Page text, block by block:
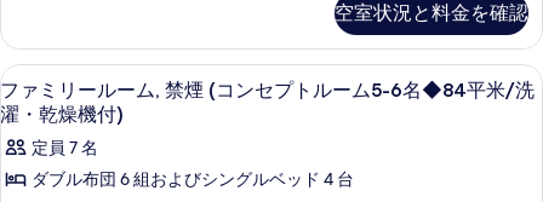
件
禁
煙
(コ
ン
セ
ー
ル
ー
ム,
禁
煙
(コ
空室状況と料金を確認
フ
ァ
ミ
リ
3
ファミリールーム, 禁煙 (コンセプトルーム5-6名◆84平米/洗
濯・乾燥機付)
定員 7 名
ダブル布団 6 組およびシングルベッド 4 台